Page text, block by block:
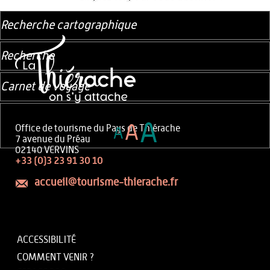
Office de tourisme du Pays de Thiérache
7 avenue du Préau
02140 VERVINS
+33 (0)3 23 91 30 10
accueil@tourisme-thierache.fr
ACCESSIBILITÉ
COMMENT VENIR ?
Recherche cartographique
Recherche
Carnet de voyage
AAA